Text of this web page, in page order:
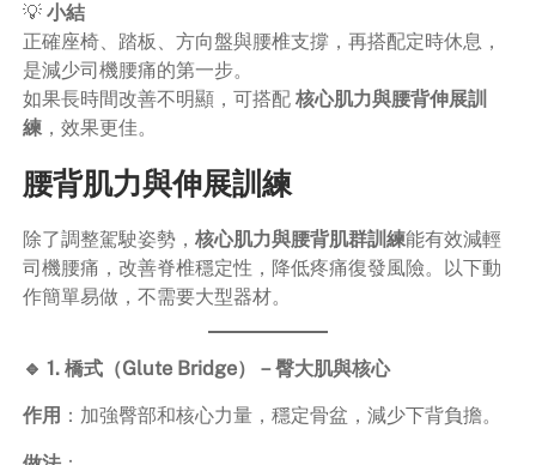
💡 小結
正確座椅、踏板、方向盤與腰椎支撐，再搭配定時休息，
是減少司機腰痛的第一步。
如果長時間改善不明顯，可搭配 核心肌力與腰背伸展訓
練，效果更佳。
腰背肌力與伸展訓練
除了調整駕駛姿勢， 核心肌力與腰背肌群訓練能有效減輕
司機腰痛，改善脊椎穩定性，降低疼痛復發風險。以下動
作簡單易做，不需要大型器材。
🔹 1. 橋式（Glute Bridge）－臀大肌與核心
作用 ：加強臀部和核心力量，穩定骨盆，減少下背負擔。